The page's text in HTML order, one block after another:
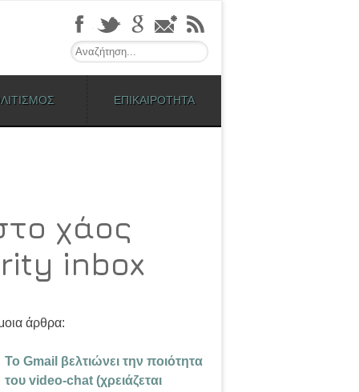
Search
ΕΠΙΚΑΙΡΟΤΗΤΑ
χάος
inbox
άρθρα:
Το Gmail βελτιώνει την ποιότητα
του video-chat (χρειάζεται